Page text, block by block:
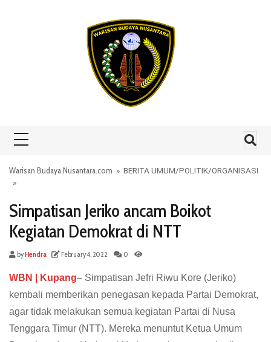
Warisan Budaya Nusantara.com » BERITA UMUM/POLITIK/ORGANISASI
»
Simpatisan Jeriko ancam Boikot
Kegiatan Demokrat di NTT
byHendra February 4, 2022 0
WBN | Kupang– Simpatisan Jefri Riwu Kore (Jeriko)
kembali memberikan penegasan kepada Partai Demokrat,
agar tidak melakukan semua kegiatan Partai di Nusa
Tenggara Timur (NTT). Mereka menuntut Ketua Umum